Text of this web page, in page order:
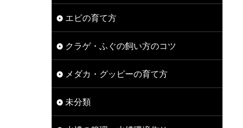
エビの育て方
クラゲ・ふぐの飼い方のコツ
メダカ・グッピーの育て方
未分類